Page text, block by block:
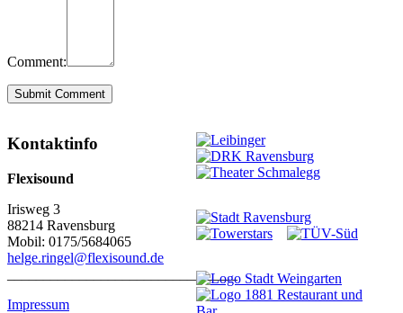
Comment:
Kontaktinfo
Flexisound
Irisweg 3
88214 Ravensburg
Mobil: 0175/5684065
helge.ringel@flexisound.de
________________________________
Impressum